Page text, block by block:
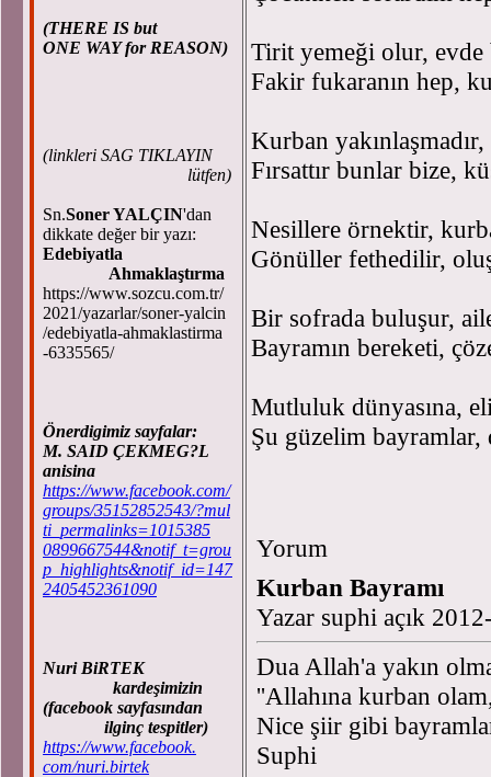
(THERE IS but
ONE WAY for REASON)
(linkleri SAG TIKLAYIN
lütfen)
Sn.Soner YALÇIN'dan
dikkate değer bir yazı:
Edebiyatla
Ahmaklaştırma
https://www.sozcu.com.tr/
2021/yazarlar/soner-yalcin
/edebiyatla-ahmaklastirma
-6335565/
Önerdigimiz sayfalar:
M. SAID ÇEKMEG?L
anisina
https://www.facebook.com/
groups/35152852543/?mul
ti_permalinks=1015385
0899667544&notif_t=grou
p_highlights&notif_id=147
2405452361090
Nuri BiRTEK
kardeşimizin
(facebook sayfasından
ilginç tespitler)
https://www.facebook.
com/nuri.birtek
Tirit yemeği olur,
Fakir fukaranın hep,
Kurban
Fırsattır bunlar bize,
Nesillere örnektir,
Gönüller fethedilir,
Bir sofrada buluşur,
Bayramın bereketi,
Mutluluk dünyasına,
Şu güzelim
Yorum
Kurban Bayramı
Yazar suphi açık
Dua Allah'a yakın
''Allahına kurban
Nice şiir gibi
Suphi